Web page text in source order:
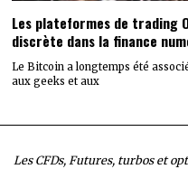
Les plateformes de trading
discrète dans la finance
Le Bitcoin a longtemps été
aux geeks et aux
Les CFDs, Futures, turbos et